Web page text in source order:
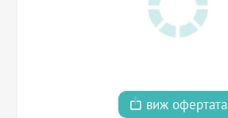
виж офертата